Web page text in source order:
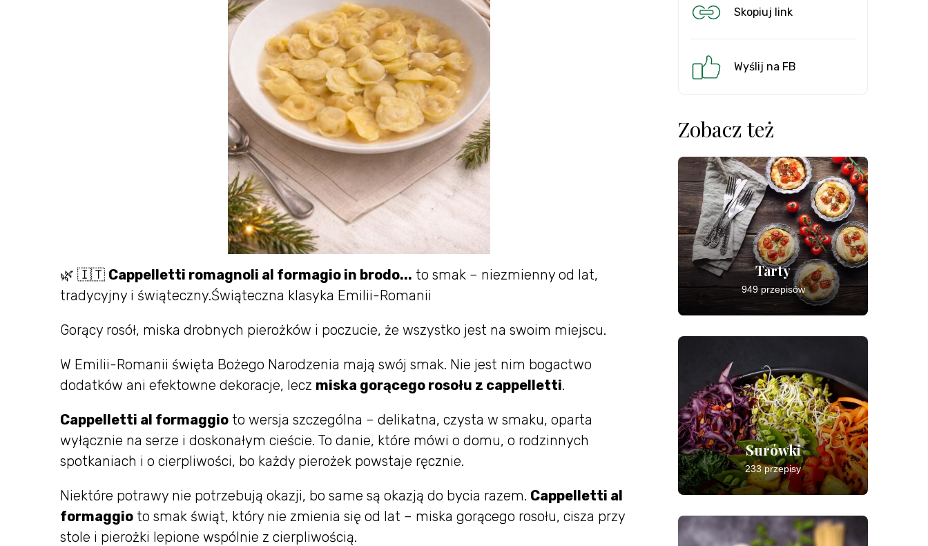
🌿 🇮🇹 Cappelletti romagnoli al formagio in brodo... to smak – niezmienny od lat,
tradycyjny i świąteczny.Świąteczna klasyka Emilii-Romanii
Gorący rosół, miska drobnych pierożków i poczucie, że wszystko jest na swoim miejscu.
W Emilii-Romanii święta Bożego Narodzenia mają swój smak. Nie jest nim bogactwo
dodatków ani efektowne dekoracje, lecz miska gorącego rosołu z cappelletti.
Cappelletti al formaggio to wersja szczególna – delikatna, czysta w smaku, oparta
wyłącznie na serze i doskonałym cieście. To danie, które mówi o domu, o rodzinnych
spotkaniach i o cierpliwości, bo każdy pierożek powstaje ręcznie.
Niektóre potrawy nie potrzebują okazji, bo same są okazją do bycia razem. Cappelletti al
formaggio to smak świąt, który nie zmienia się od lat – miska gorącego rosołu, cisza przy
stole i pierożki lepione wspólnie z cierpliwością.
Skopiuj link
Wyślij na FB
Zobacz też
Tarty
949 przepisów
Surówki
233 przepisy